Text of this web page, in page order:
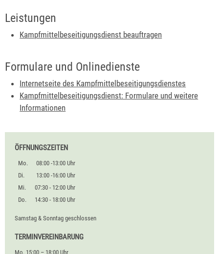
Leistungen
Kampfmittelbeseitigungsdienst beauftragen
Formulare und Onlinedienste
Internetseite des Kampfmittelbeseitigungsdienstes
Kampfmittelbeseitigungsdienst: Formulare und weitere
Informationen
ÖFFNUNGSZEITEN
Mo.
08:00 -13:00 Uhr
Di.
13:00 -16:00 Uhr
Mi.
07:30 - 12:00 Uhr
Do.
14:30 - 18:00 Uhr
Samstag & Sonntag geschlossen
TERMINVEREINBARUNG
Mo. 15:00 – 18:00 Uhr